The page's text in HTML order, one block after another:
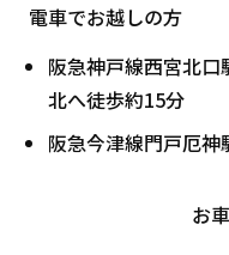
電車でお越しの方
阪急神戸線西宮北
北へ徒歩約15分
阪急今津線門戸厄
お